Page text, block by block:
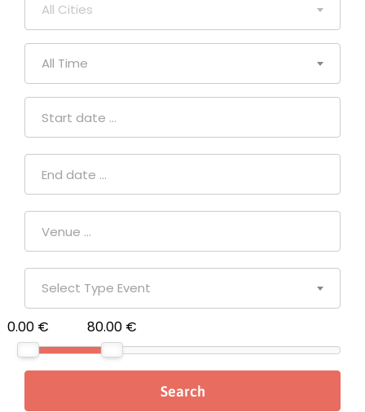
All Cities
All Time
Select Type Event
0.00 € 80.00 €